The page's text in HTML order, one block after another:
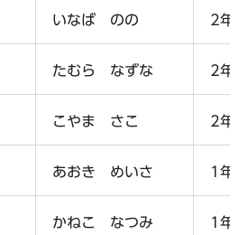
いなば のの 2年
たむら なずな 2年
こやま さこ 2年
あおき めいさ 1年
かねこ なつみ 1年